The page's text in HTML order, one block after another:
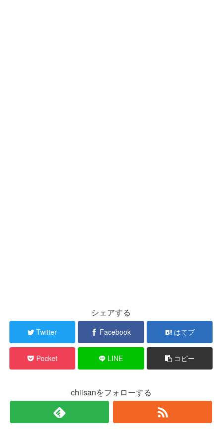
シェアする
Twitter Facebook はてブ
Pocket LINE コピー
chiisanをフォローする